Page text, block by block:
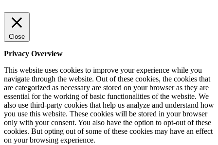
Close
Privacy Overview
This website uses cookies to improve your experience while you
navigate through the website. Out of these cookies, the cookies that
are categorized as necessary are stored on your browser as they are
essential for the working of basic functionalities of the website. We
also use third-party cookies that help us analyze and understand how
you use this website. These cookies will be stored in your browser
only with your consent. You also have the option to opt-out of these
cookies. But opting out of some of these cookies may have an effect
on your browsing experience.